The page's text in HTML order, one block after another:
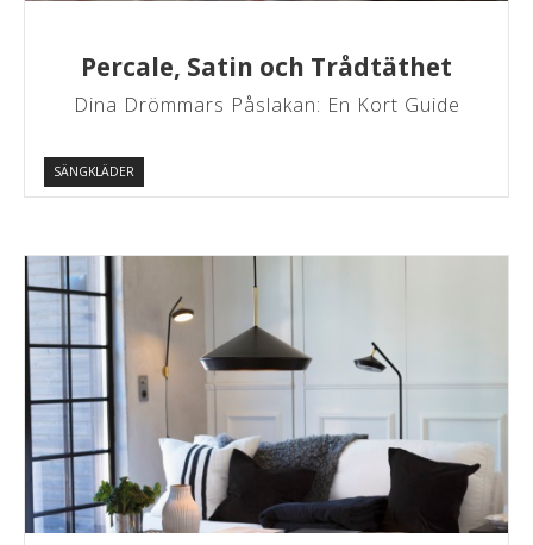
Percale, Satin och Trådtäthet
Dina Drömmars Påslakan: En Kort Guide
SÄNGKLÄDER